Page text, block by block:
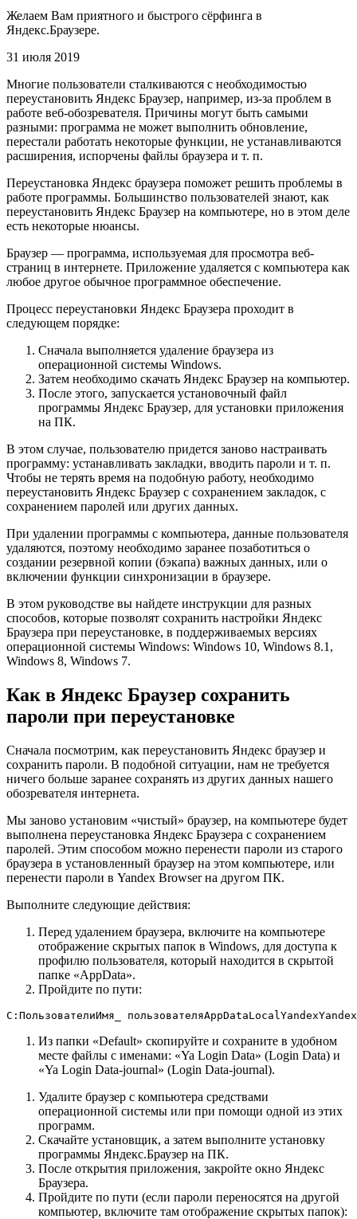
Желаем Вам приятного и быстрого сёрфинга в
Яндекс.Браузере.
31 июля 2019
Многие пользователи сталкиваются с необходимостью
переустановить Яндекс Браузер, например, из-за проблем в
работе веб-обозревателя. Причины могут быть самыми
разными: программа не может выполнить обновление,
перестали работать некоторые функции, не устанавливаются
расширения, испорчены файлы браузера и т. п.
Переустановка Яндекс браузера поможет решить проблемы в
работе программы. Большинство пользователей знают, как
переустановить Яндекс Браузер на компьютере, но в этом деле
есть некоторые нюансы.
Браузер — программа, используемая для просмотра веб-
страниц в интернете. Приложение удаляется с компьютера как
любое другое обычное программное обеспечение.
Процесс переустановки Яндекс Браузера проходит в
следующем порядке:
Сначала выполняется удаление браузера из
операционной системы Windows.
Затем необходимо скачать Яндекс Браузер на компьютер.
После этого, запускается установочный файл
программы Яндекс Браузер, для установки приложения
на ПК.
В этом случае, пользователю придется заново настраивать
программу: устанавливать закладки, вводить пароли и т. п.
Чтобы не терять время на подобную работу, необходимо
переустановить Яндекс Браузер с сохранением закладок, с
сохранением паролей или других данных.
При удалении программы с компьютера, данные пользователя
удаляются, поэтому необходимо заранее позаботиться о
создании резервной копии (бэкапа) важных данных, или о
включении функции синхронизации в браузере.
В этом руководстве вы найдете инструкции для разных
способов, которые позволят сохранить настройки Яндекс
Браузера при переустановке, в поддерживаемых версиях
операционной системы Windows: Windows 10, Windows 8.1,
Windows 8, Windows 7.
Как в Яндекс Браузер сохранить
пароли при переустановке
Сначала посмотрим, как переустановить Яндекс браузер и
сохранить пароли. В подобной ситуации, нам не требуется
ничего больше заранее сохранять из других данных нашего
обозревателя интернета.
Мы заново установим «чистый» браузер, на компьютере будет
выполнена переустановка Яндекс Браузера с сохранением
паролей. Этим способом можно перенести пароли из старого
браузера в установленный браузер на этом компьютере, или
перенести пароли в Yandex Browser на другом ПК.
Выполните следующие действия:
Перед удалением браузера, включите на компьютере
отображение скрытых папок в Windows, для доступа к
профилю пользователя, который находится в скрытой
папке «AppData».
Пройдите по пути:
C:ПользователиИмя_
Из папки «Default» скопируйте и сохраните в удобном
месте файлы с именами: «Ya Login Data» (Login Data) и
«Ya Login Data-journal» (Login Data-journal).
Удалите браузер с компьютера средствами
операционной системы или при помощи одной из этих
программ.
Скачайте установщик, а затем выполните установку
программы Яндекс.Браузер на ПК.
После открытия приложения, закройте окно Яндекс
Браузера.
Пройдите по пути (если пароли переносятся на другой
компьютер, включите там отображение скрытых папок):